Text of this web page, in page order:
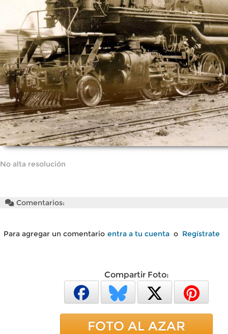
No alta resolución
Comentarios:
Para agregar un comentario entra a tu cuenta o Regístrate
Compartir Foto:
FOTO AL AZAR